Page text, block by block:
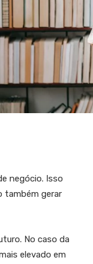
negócio. Isso
também gerar
No caso da
elevado em